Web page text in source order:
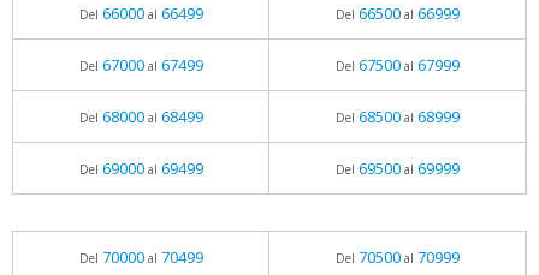
Del 66000al 66499 Del 66500al 66999
Del 67000al 67499 Del 67500al 67999
Del 68000al 68499 Del 68500al 68999
Del 69000al 69499 Del 69500al 69999
Del 70000al 70499 Del 70500al 70999